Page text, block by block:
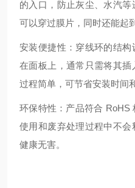
的入口，防止灰尘、水汽
可以穿过膜片，同时还能起
安装便捷性：穿线环的结
在面板上，通常只需将其
过程简单，可节省安装时间
环保特性：产品符合 RoHS
使用和废弃处理过程中不
健康无害。